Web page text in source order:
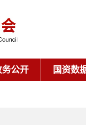
务公开 国资数